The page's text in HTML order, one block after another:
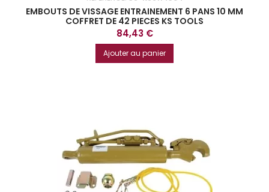
EMBOUTS DE VISSAGE ENTRAINEMENT 6 PANS 10 MM
COFFRET DE 42 PIECES KS TOOLS
Prix
84,43 €
Ajouter au panier